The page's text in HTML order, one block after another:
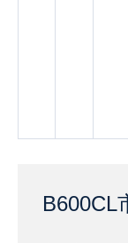
B600CL